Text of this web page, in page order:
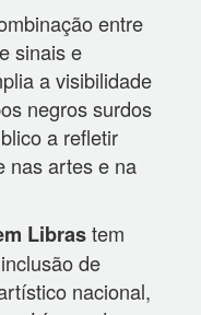
entre
sinais e
a visibilidade
negros surdos
a refletir
nas artes e na
Librastem
de
nacional,